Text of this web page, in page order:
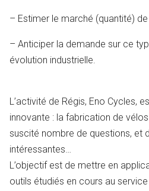
– Estimer le marché (quantité)
– Anticiper la demande sur ce
évolution industrielle.
L’activité de Régis, Eno Cycles,
innovante : la fabrication de
suscité nombre de questions, et
intéressantes…
L’objectif est de mettre en
outils étudiés en cours au